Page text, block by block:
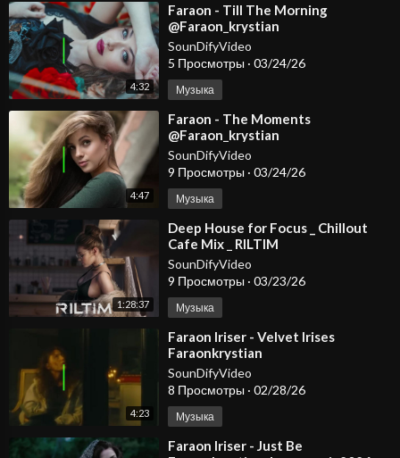
4:32
⁣Faraon - Till The Morning
@Faraon_krystian
#dancemusic2026
#deephousemusic #spotify
#carmusic #edm
SounDifyVideo
5 Просмотры · 03/24/26
Музыка
4:47
⁣Faraon - The Moments
@Faraon_krystian
SounDifyVideo
9 Просмотры · 03/24/26
Музыка
1:28:37
⁣Deep House for Focus _ Chillout
Cafe Mix _ RILTIM
SounDifyVideo
9 Просмотры · 03/23/26
Музыка
4:23
⁣Faraon Iriser - Velvet Irises
Faraonkrystian
SounDifyVideo
8 Просмотры · 02/28/26
Музыка
⁣Faraon Iriser - Just Be